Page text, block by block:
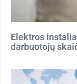
Elektros
darbuotojų